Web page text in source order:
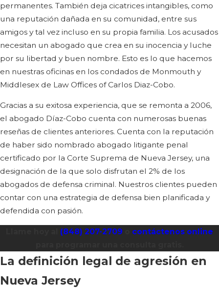
permanentes. También deja cicatrices intangibles, como
una reputación dañada en su comunidad, entre sus
amigos y tal vez incluso en su propia familia. Los acusados
necesitan un abogado que crea en su inocencia y luche
por su libertad y buen nombre. Esto es lo que hacemos
en nuestras oficinas en los condados de Monmouth y
Middlesex de Law Offices of Carlos Diaz-Cobo.
Gracias a su exitosa experiencia, que se remonta a 2006,
el abogado Díaz-Cobo cuenta con numerosas buenas
reseñas de clientes anteriores. Cuenta con la reputación
de haber sido nombrado abogado litigante penal
certificado por la Corte Suprema de Nueva Jersey, una
designación de la que solo disfrutan el 2% de los
abogados de defensa criminal. Nuestros clientes pueden
contar con una estrategia de defensa bien planificada y
defendida con pasión.
(848) 207-2709
contáctenos online
La definición legal de agresión en
Nueva Jersey